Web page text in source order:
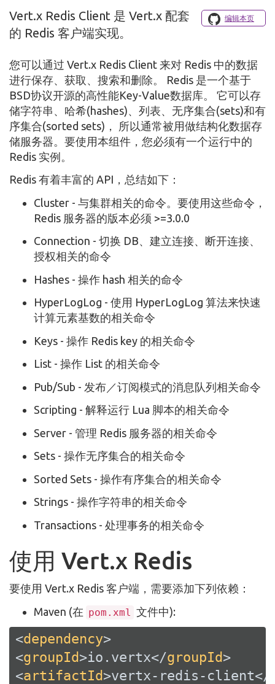
编辑本页
Vert.x Redis Client 是 Vert.x 配套
的 Redis 客户端实现。
您可以通过 Vert.x Redis Client 来对 Redis 中的数据
进行保存、获取、搜索和删除。 Redis 是一个基于
BSD协议开源的高性能Key-Value数据库。 它可以存
储字符串、哈希(hashes)、列表、无序集合(sets)和有
序集合(sorted sets)， 所以通常被用做结构化数据存
储服务器。要使用本组件，您必须有一个运行中的
Redis 实例。
Redis 有着丰富的 API，总结如下：
Cluster - 与集群相关的命令。要使用这些命令，
Redis 服务器的版本必须 >=3.0.0
Connection - 切换 DB、建立连接、断开连接、
授权相关的命令
Hashes - 操作 hash 相关的命令
HyperLogLog - 使用 HyperLogLog 算法来快速
计算元素基数的相关命令
Keys - 操作 Redis key 的相关命令
List - 操作 List 的相关命令
Pub/Sub - 发布／订阅模式的消息队列相关命令
Scripting - 解释运行 Lua 脚本的相关命令
Server - 管理 Redis 服务器的相关命令
Sets - 操作无序集合的相关命令
Sorted Sets - 操作有序集合的相关命令
Strings - 操作字符串的相关命令
Transactions - 处理事务的相关命令
使用 Vert.x Redis
要使用 Vert.x Redis 客户端，需要添加下列依赖：
Maven (在 pom.xml 文件中):
<dependency>
<groupId>io.vertx</groupId>
<artifactId>vertx-redis-client</